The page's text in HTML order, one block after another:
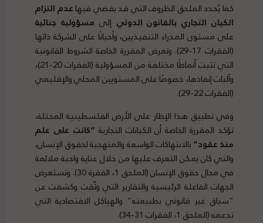
كما يُحدد الملحق الظروف التي قد يفضي فيهاعدم التزام
الكيان التجاري بالقانون الدولي إلى مسؤولية جنائية
على مستوى المدراء التنفيذيين، وأحيانًا على الشركة ذاتها
(الفقرات 17-29). وتعرض المقررة الخاصة الشروط القانونية
التي تثبت أنماطًا مختلفة من المسؤولية (الفقرات 20-21)،
وآليات إنفاذها، خصوصًا على المستويين المحلي والإقليمي
(الفقرات 22-29).
وفي تطبيق هذا الإطار على الأرض الفلسطينية المحتلة،
تؤكد المقررة الخاصة أن الكيانات التجارية “كانت على علم
منذ عقود“بالانتهاكات الواسعة والمنهجية لحقوق الإنسان،
والتي كان يمكن التعرف عليها من خلال عناية واجبة ملائمة
في مجال حقوق الإنسان (الملحق 1، الفقرة 30). وتستعرض
الجهات الفاعلة الرئيسية والتقارير التي وثّقت وكشفت عن
“سياق غير قانوني بطبيعته” والهياكل الاقتصادية التي
تدعمه (الملحق 1، الفقرات 31-34).